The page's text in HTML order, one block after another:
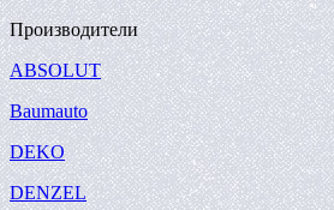
Производители
ABSOLUT
Baumauto
DEKO
DENZEL